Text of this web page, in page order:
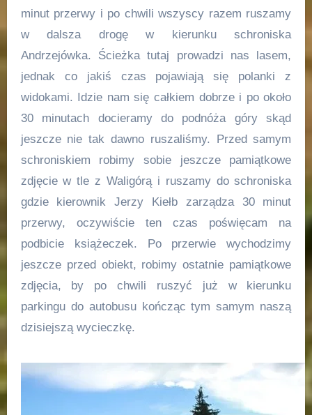
minut przerwy i po chwili wszyscy razem ruszamy
w dalsza drogę w kierunku schroniska
Andrzejówka. Ścieżka tutaj prowadzi nas lasem,
jednak co jakiś czas pojawiają się polanki z
widokami. Idzie nam się całkiem dobrze i po około
30 minutach docieramy do podnóża góry skąd
jeszcze nie tak dawno ruszaliśmy. Przed samym
schroniskiem robimy sobie jeszcze pamiątkowe
zdjęcie w tle z Waligórą i ruszamy do schroniska
gdzie kierownik Jerzy Kiełb zarządza 30 minut
przerwy, oczywiście ten czas poświęcam na
podbicie książeczek. Po przerwie wychodzimy
jeszcze przed obiekt, robimy ostatnie pamiątkowe
zdjęcia, by po chwili ruszyć już w kierunku
parkingu do autobusu kończąc tym samym naszą
dzisiejszą wycieczkę.